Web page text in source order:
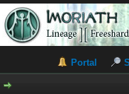
Portal